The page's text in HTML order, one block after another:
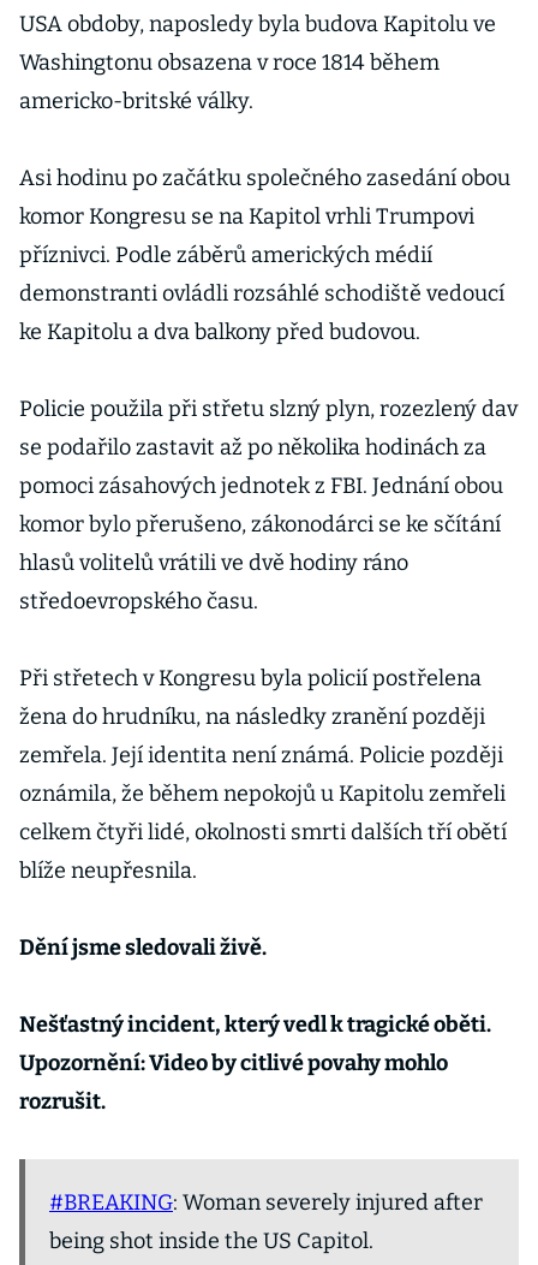
USA obdoby, naposledy byla budova Kapitolu ve
Washingtonu obsazena v roce 1814 během
americko-britské války.
Asi hodinu po začátku společného zasedání obou
komor Kongresu se na Kapitol vrhli Trumpovi
příznivci. Podle záběrů amerických médií
demonstranti ovládli rozsáhlé schodiště vedoucí
ke Kapitolu a dva balkony před budovou.
Policie použila při střetu slzný plyn, rozezlený dav
se podařilo zastavit až po několika hodinách za
pomoci zásahových jednotek z FBI. Jednání obou
komor bylo přerušeno, zákonodárci se ke sčítání
hlasů volitelů vrátili ve dvě hodiny ráno
středoevropského času.
Při střetech v Kongresu byla policií postřelena
žena do hrudníku, na následky zranění později
zemřela. Její identita není známá. Policie později
oznámila, že během nepokojů u Kapitolu zemřeli
celkem čtyři lidé, okolnosti smrti dalších tří obětí
blíže neupřesnila.
Dění jsme sledovali živě.
Nešťastný incident, který vedl k tragické oběti.
Upozornění: Video by citlivé povahy mohlo
rozrušit.
#BREAKING: Woman severely injured after
being shot inside the US Capitol.